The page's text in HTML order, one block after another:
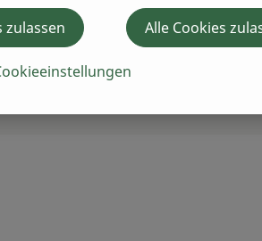
zulassen Alle Cookies